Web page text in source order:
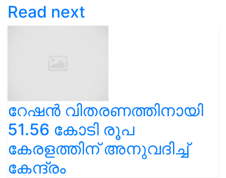
Read next
റേഷൻ വിതരണത്തിനായി
51.56 കോടി രൂപ
കേരളത്തിന് അനുവദിച്ച്
കേന്ദ്രം